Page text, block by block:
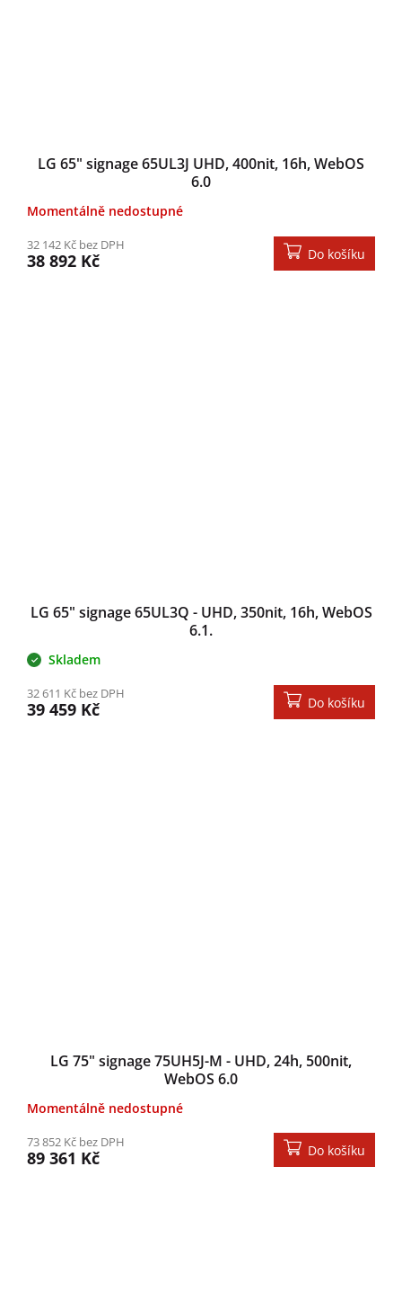
LG 65" signage 65UL3J UHD, 400nit, 16h, WebOS
6.0
Momentálně nedostupné
32 142 Kč bez DPH
38 892 Kč Do košíku
LG 65" signage 65UL3Q - UHD, 350nit, 16h, WebOS
6.1.
Skladem
32 611 Kč bez DPH
39 459 Kč Do košíku
LG 75" signage 75UH5J-M - UHD, 24h, 500nit,
WebOS 6.0
Momentálně nedostupné
73 852 Kč bez DPH
89 361 Kč Do košíku